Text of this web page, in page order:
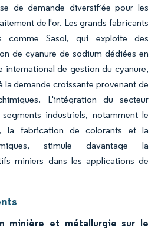
de demande diversifiée pour les
de l'or. Les grands fabricants
comme Sasol, qui exploite des
de cyanure de sodium dédiées en
de gestion du cyanure,
la demande croissante provenant de
L'intégration du secteur
industriels, notamment le
la fabrication de colorants et la
stimule davantage la
miniers dans les applications de
minière et métallurgie sur le